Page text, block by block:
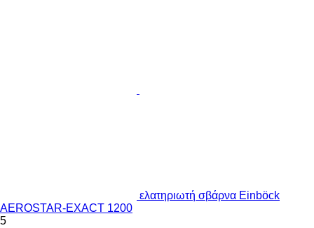
ελατηριωτή σβάρνα Einböck
AEROSTAR-EXACT 1200
5